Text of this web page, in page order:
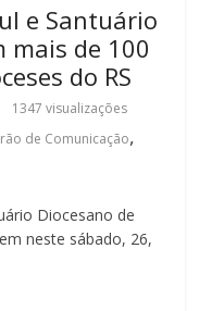
e Santuário
mais de 100
do RS
1347 visualizações
de Comunicação,
Diocesano de
neste sábado, 26,